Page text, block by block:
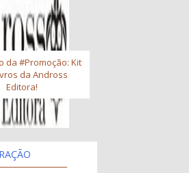
da #Promoção: Kit
da Andross
Editora!